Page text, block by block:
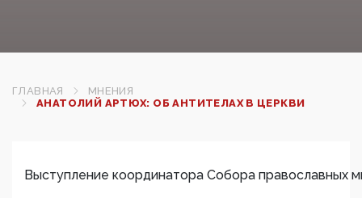
ГЛАВНАЯ
МНЕНИЯ
АНАТОЛИЙ АРТЮХ: ОБ АНТИТЕЛАХ В ЦЕРКВИ
Выступление координатора Собора православных